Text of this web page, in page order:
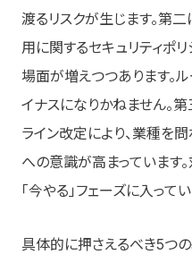
渡るリスクが生じます。第
用に関するセキュリティポ
場面が増えつつあります。
イナスになりかねません。
ライン改定により、業種を
への意識が高まっています
「今やる」フェーズに入ってい
具体的に押さえるべき5つ